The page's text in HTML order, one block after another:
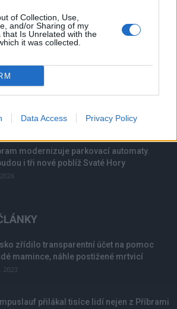
of Collection, Use,
and/or Sharing of my
that Is Unrelated with the
it was collected.
Data Access Privacy Policy
vzpomínaly na filmovou legendu
koupališť na Příbramsku nabízí výborné
modernizuje parkovací automaty.
i tři nové poblíž Svaté Hory
zřídilo transparentní účet na pomoc
mamince, náhle postižené mrtvicí
2023
přilákal tisíce lidí nejen z Příbrami